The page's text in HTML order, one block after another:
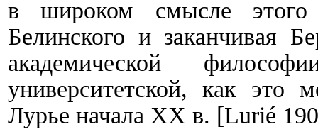
в широком смысле
Белинского и заканчивая
академической
университетской, как это
Лурье начала XX в. [Lurié